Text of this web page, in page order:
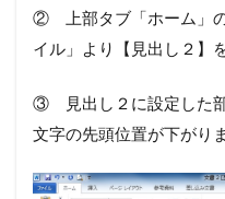
② 上部タブ「ホーム」
イル」より【見出し２】
③ 見出し２に設定した
文字の先頭位置が下がりま